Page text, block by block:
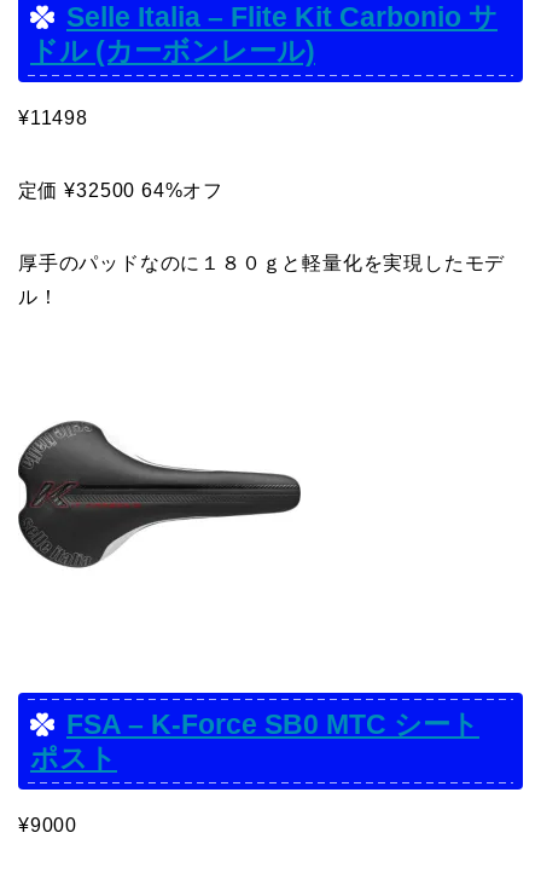
Selle Italia – Flite Kit Carbonio サ
ドル (カーボンレール)
¥11498
定価 ¥32500 64%オフ
厚手のパッドなのに１８０ｇと軽量化を実現したモデ
ル！
FSA – K-Force SB0 MTC シート
ポスト
¥9000